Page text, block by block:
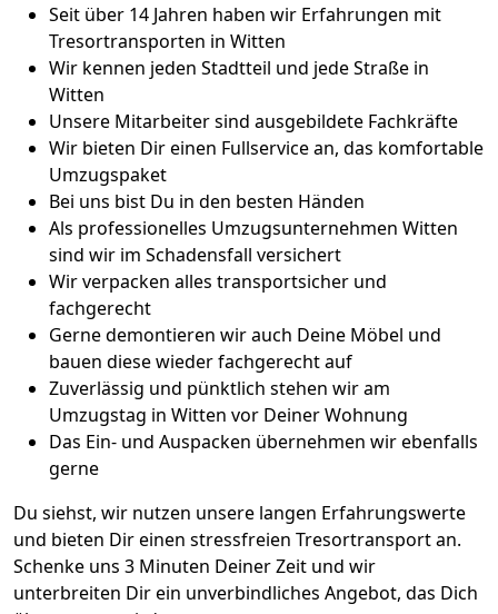
Seit über 14 Jahren haben wir Erfahrungen mit
Tresortransporten in Witten
Wir kennen jeden Stadtteil und jede Straße in
Witten
Unsere Mitarbeiter sind ausgebildete Fachkräfte
Wir bieten Dir einen Fullservice an, das komfortable
Umzugspaket
Bei uns bist Du in den besten Händen
Als professionelles Umzugsunternehmen Witten
sind wir im Schadensfall versichert
Wir verpacken alles transportsicher und
fachgerecht
Gerne demontieren wir auch Deine Möbel und
bauen diese wieder fachgerecht auf
Zuverlässig und pünktlich stehen wir am
Umzugstag in Witten vor Deiner Wohnung
Das Ein- und Auspacken übernehmen wir ebenfalls
gerne
Du siehst, wir nutzen unsere langen Erfahrungswerte
und bieten Dir einen stressfreien Tresortransport an.
Schenke uns 3 Minuten Deiner Zeit und wir
unterbreiten Dir ein unverbindliches Angebot, das Dich